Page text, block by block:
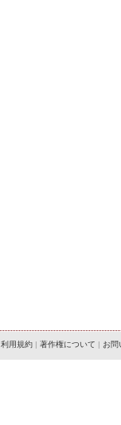
利用規約 | 著作権について | お問